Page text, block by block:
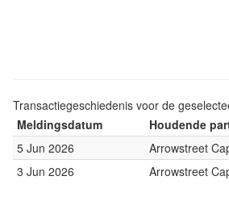
Transactiegeschiedenis voor de
Meldingsdatum
Houdende
5 Jun 2026
Arrowstreet
3 Jun 2026
Arrowstreet